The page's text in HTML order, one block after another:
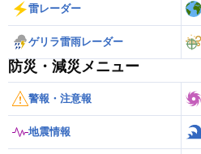
雷レーダー
ゲリラ雷雨レーダー
防災・減災メニュー
警報・注意報
地震情報